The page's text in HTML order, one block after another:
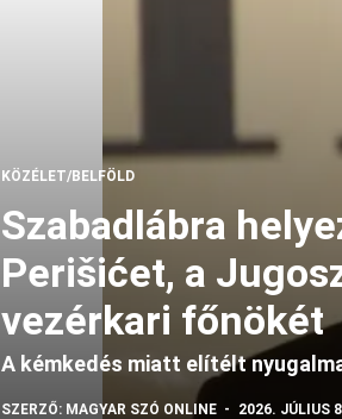
KÖZÉLET/BELFÖLD
Szabadlábra
Perišićet, a
vezérkari főnökét
A kémkedés miatt elítélt
SZERZŐ: MAGYAR SZÓ ONLINE 2026. JÚLIUS